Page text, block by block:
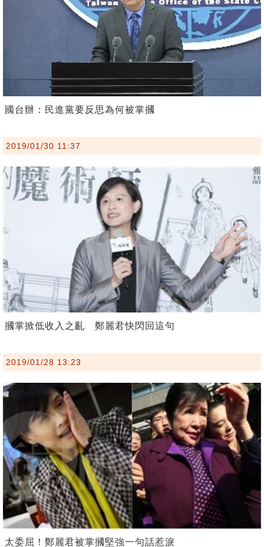
國台辦：民進黨要反思為何被掌摑
2019/01/30 11:37
摑掌掀低收入之亂 鄭麗君快閃回這句
2019/01/28 13:23
太委屈！鄭麗君被掌摑堅強一句話惹淚